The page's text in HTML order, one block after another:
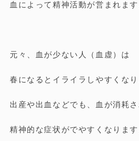
血によって精神活動が営まれます
元々、血が少ない人（血虚）は
春になるとイライラしやすくなり
出産や出血などでも、血が消耗
精神的な症状がでやすくなります